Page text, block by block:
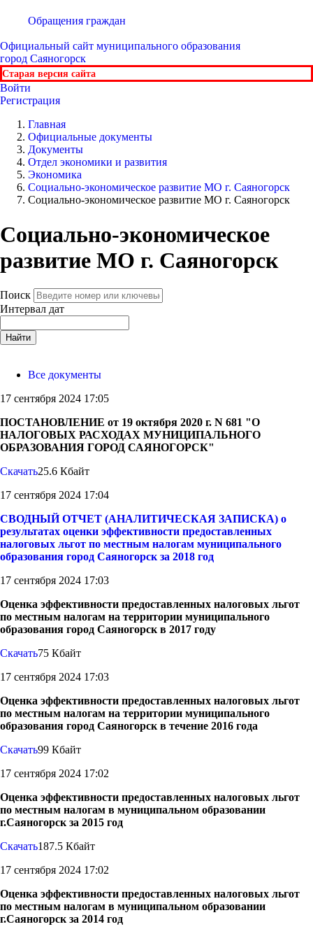
Обращения граждан
Официальный сайт муниципального образования
город Саяногорск
Старая версия сайта
Войти
Регистрация
Главная
Официальные документы
Документы
Отдел экономики и развития
Экономика
Социально-экономическое развитие МО г. Саяногорск
Социально-экономическое развитие МО г. Саяногорск
Социально-экономическое
развитие МО г. Саяногорск
Поиск
Интервал дат
Найти
Все документы
17 сентября 2024 17:05
ПОСТАНОВЛЕНИЕ от 19 октября 2020 г. N 681 "О
НАЛОГОВЫХ РАСХОДАХ МУНИЦИПАЛЬНОГО
ОБРАЗОВАНИЯ ГОРОД САЯНОГОРСК"
Скачать25.6 Кбайт
17 сентября 2024 17:04
СВОДНЫЙ ОТЧЕТ (АНАЛИТИЧЕСКАЯ ЗАПИСКА) о
результатах оценки эффективности предоставленных
налоговых льгот по местным налогам муниципального
образования город Саяногорск за 2018 год
17 сентября 2024 17:03
Оценка эффективности предоставленных налоговых льгот
по местным налогам на территории муниципального
образования город Саяногорск в 2017 году
Скачать75 Кбайт
17 сентября 2024 17:03
Оценка эффективности предоставленных налоговых льгот
по местным налогам на территории муниципального
образования город Саяногорск в течение 2016 года
Скачать99 Кбайт
17 сентября 2024 17:02
Оценка эффективности предоставленных налоговых льгот
по местным налогам в муниципальном образовании
г.Саяногорск за 2015 год
Скачать187.5 Кбайт
17 сентября 2024 17:02
Оценка эффективности предоставленных налоговых льгот
по местным налогам в муниципальном образовании
г.Саяногорск за 2014 год